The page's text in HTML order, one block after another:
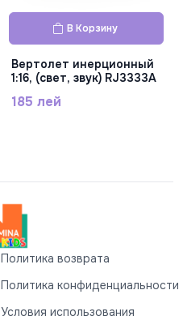
В Корзину
Вертолет инерционный
1:16, (свет, звук) RJ3333A
185 лей
Политика возврата
Политика конфиденциальности
Условия использования